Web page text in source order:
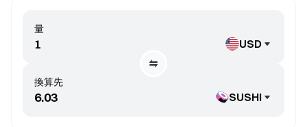
換算先
SUSHI
量
USD